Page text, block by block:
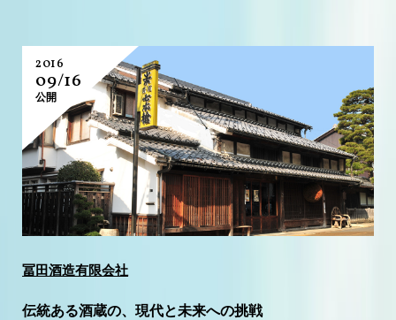
2016
09/16
公開
冨田酒造有限会社
伝統ある酒蔵の、現代と未来への挑戦